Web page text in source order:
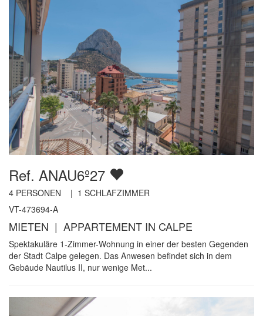
Ref. ANAU6º27
4 PERSONEN | 1 SCHLAFZIMMER
VT-473694-A
MIETEN | APPARTEMENT IN CALPE
Spektakuläre 1-Zimmer-Wohnung in einer der besten Gegenden
der Stadt Calpe gelegen. Das Anwesen befindet sich in dem
Gebäude Nautilus II, nur wenige Met...